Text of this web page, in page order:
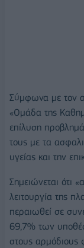
Σύμφωνα με τον
«Ομάδα της
επίλυση
τους με τα
υγείας και την
Σημειώνεται ότι
λειτουργία της
περαιωθεί σε
69,7% των
στους αρμόδιους